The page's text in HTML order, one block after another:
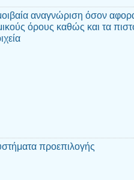
αναγνώριση όσον αφορά
όρους καθώς και τα
προεπιλογής